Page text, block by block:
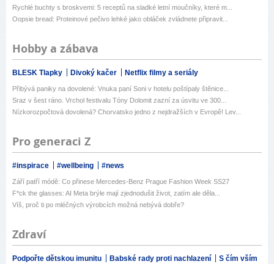
Rychlé buchty s broskvemi: 5 receptů na sladké letní moučníky, které m...
Oopsie bread: Proteinové pečivo lehké jako obláček zvládnete připravit...
Hobby a zábava
BLESK Tlapky Divoký kačer Netflix filmy a seriály
Přibývá paniky na dovolené: Vnuka paní Soni v hotelu poštípaly štěnice...
Sraz v šest ráno. Vrchol festivalu Tóny Dolomit zazní za úsvitu ve 300...
Nízkorozpočtová dovolená? Chorvatsko jedno z nejdražších v Evropě! Lev...
Pro generaci Z
#inspirace #wellbeing #news
Září patří módě: Co přinese Mercedes-Benz Prague Fashion Week SS27
F*ck the glasses: AI Meta brýle mají zjednodušit život, zatím ale děla...
Víš, proč ti po mléčných výrobcích možná nebývá dobře?
Zdraví
Podpořte dětskou imunitu Babské rady proti nachlazení
S čím vším